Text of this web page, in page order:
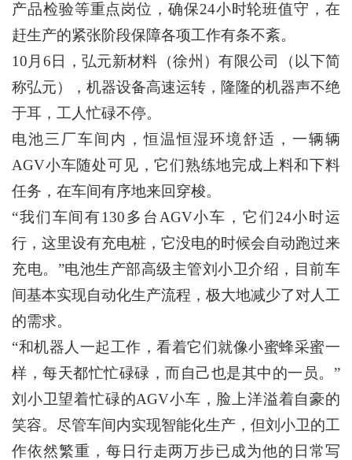
产品检验等重点岗位，确保24小时轮班值守，在
赶生产的紧张阶段保障各项工作有条不紊。
10月6日，弘元新材料（徐州）有限公司（以下简
称弘元），机器设备高速运转，隆隆的机器声不绝
于耳，工人忙碌不停。
电池三厂车间内，恒温恒湿环境舒适，一辆辆
AGV小车随处可见，它们熟练地完成上料和下料
任务，在车间有序地来回穿梭。
“我们车间有130多台AGV小车，它们24小时运
行，这里设有充电桩，它没电的时候会自动跑过来
充电。”电池生产部高级主管刘小卫介绍，目前车
间基本实现自动化生产流程，极大地减少了对人工
的需求。
“和机器人一起工作，看着它们就像小蜜蜂采蜜一
样，每天都忙忙碌碌，而自己也是其中的一员。”
刘小卫望着忙碌的AGV小车，脸上洋溢着自豪的
笑容。尽管车间内实现智能化生产，但刘小卫的工
作依然繁重，每日行走两万步已成为他的日常写